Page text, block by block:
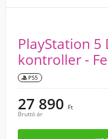
PlayStation 5
kontroller -
PS5
27 890 Ft
Bruttó ár